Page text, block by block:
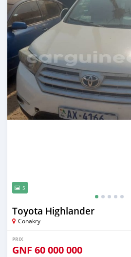
5
Toyota Highlander
Conakry
PRIX
GNF 60 000 000